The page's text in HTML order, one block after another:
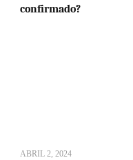
confirmado?
ABRIL 2, 2024